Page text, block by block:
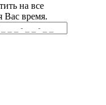
на все
Вас время.